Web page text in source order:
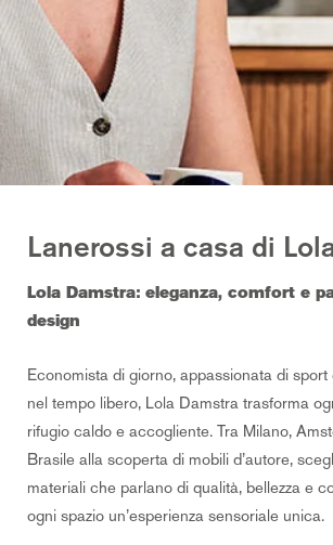
Lanerossi a casa di
Lola Damstra: eleganza, comfort e
design
Economista di giorno, appassionata di sport
nel tempo libero, Lola Damstra trasforma
rifugio caldo e accogliente. Tra Milano,
Brasile alla scoperta di mobili d’autore,
materiali che parlano di qualità, bellezza e
ogni spazio un’esperienza sensoriale unica.